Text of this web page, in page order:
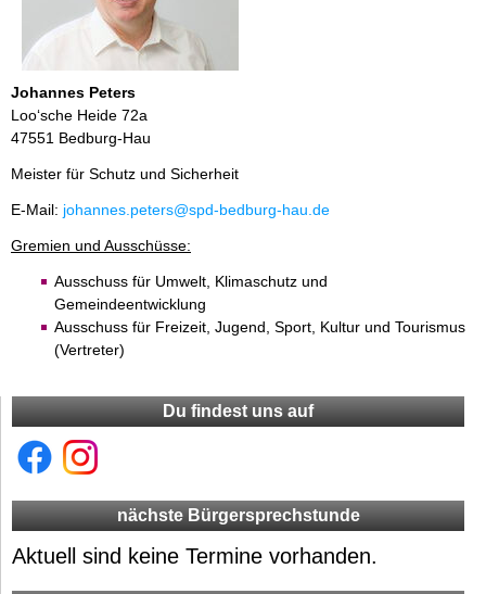
Johannes Peters
Loo‘sche Heide 72a
47551 Bedburg-Hau
Meister für Schutz und Sicherheit
E-Mail: johannes.peters@spd-bedburg-hau.de
Gremien und Ausschüsse:
Ausschuss für Umwelt, Klimaschutz und
Gemeindeentwicklung
Ausschuss für Freizeit, Jugend, Sport, Kultur und Tourismus
(Vertreter)
Du findest uns auf
nächste Bürgersprechstunde
Aktuell sind keine Termine vorhanden.